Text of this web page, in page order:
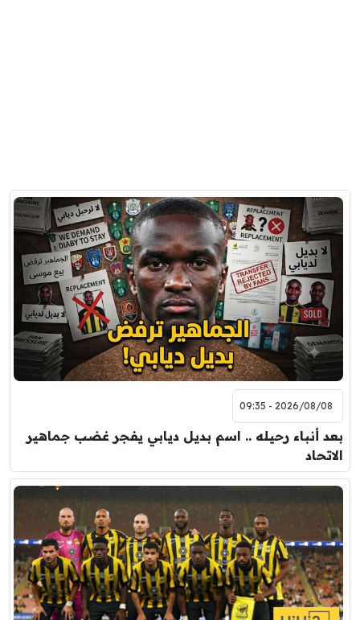
2026/08/08 - 09:35
بعد أنباء رحيله .. اسم بديل ديابي يفجر غضب جماهير
الاتحاد